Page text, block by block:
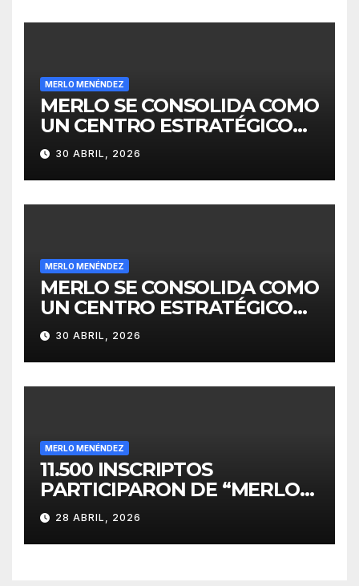
MERLO MENÉNDEZ
MERLO SE CONSOLIDA COMO
UN CENTRO ESTRATÉGICO
PARA EL DESARROLLO DE
INVERSIONES
30 ABRIL, 2026
MERLO MENÉNDEZ
MERLO SE CONSOLIDA COMO
UN CENTRO ESTRATÉGICO
PARA EL DESARROLLO DE
INVERSIONES
30 ABRIL, 2026
MERLO MENÉNDEZ
11.500 INSCRIPTOS
PARTICIPARON DE “MERLO
CORRE POR MALVINAS”
28 ABRIL, 2026